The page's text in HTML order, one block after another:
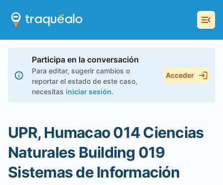
Participa en la conversación
Para editar, sugerir cambios o
reportar el estado de este caso,
necesitas iniciar sesión.
Acceder
UPR, Humacao 014 Ciencias
Naturales Building 019
Sistemas de Información